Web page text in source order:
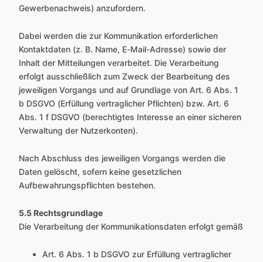
Gewerbenachweis) anzufordern.
Dabei werden die zur Kommunikation erforderlichen
Kontaktdaten (z. B. Name, E-Mail-Adresse) sowie der
Inhalt der Mitteilungen verarbeitet. Die Verarbeitung
erfolgt ausschließlich zum Zweck der Bearbeitung des
jeweiligen Vorgangs und auf Grundlage von Art. 6 Abs. 1
b DSGVO (Erfüllung vertraglicher Pflichten) bzw. Art. 6
Abs. 1 f DSGVO (berechtigtes Interesse an einer sicheren
Verwaltung der Nutzerkonten).
Nach Abschluss des jeweiligen Vorgangs werden die
Daten gelöscht, sofern keine gesetzlichen
Aufbewahrungspflichten bestehen.
5.5 Rechtsgrundlage
Die Verarbeitung der Kommunikationsdaten erfolgt gemäß
Art. 6 Abs. 1 b DSGVO zur Erfüllung vertraglicher